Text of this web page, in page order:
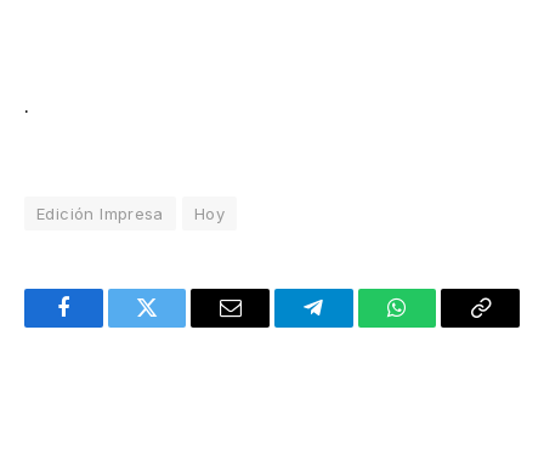
.
Edición Impresa Hoy
FacebookTwitter Email TelegramWhatsAppCopy